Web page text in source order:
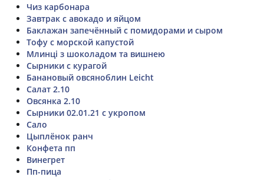
Чиз карбонара
Завтрак с авокадо и яйцом
Баклажан запечённый с помидорами и сыром
Тофу с морской капустой
Млинці з шоколадом та вишнею
Сырники с курагой
Банановый овсяноблин Leicht
Салат 2.10
Овсянка 2.10
Сырники 02.01.21 с укропом
Сало
Цыплёнок ранч
Конфета пп
Винегрет
Пп-пица